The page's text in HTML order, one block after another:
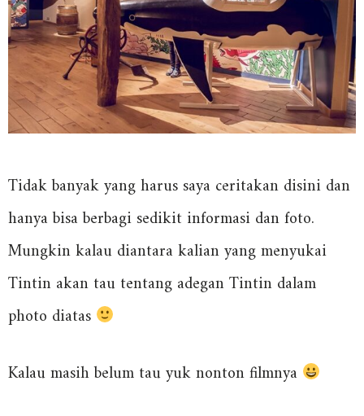
Tidak banyak yang harus saya ceritakan disini dan
hanya bisa berbagi sedikit informasi dan foto.
Mungkin kalau diantara kalian yang menyukai
Tintin akan tau tentang adegan Tintin dalam
photo diatas
Kalau masih belum tau yuk nonton filmnya